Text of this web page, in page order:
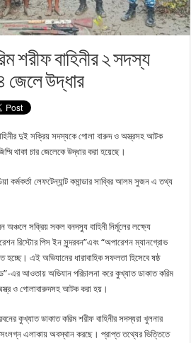
শরীফ বাহিনীর ২ সদস্য
জেলে উদ্ধার
দুই সক্রিয় সদস্যকে গোলা বারুদ ও অস্ত্রসহ আটক
থাকা চার জেলেকে উদ্ধার করা হয়েছে।
কর্মকর্তা লেফটেন্যান্ট কমান্ডার সাব্বির আলম সুজন এ তথ্য
অঞ্চলে সক্রিয় সকল বনদস্যু বাহিনী নির্মূলের লক্ষ্যে
রিস্টোর পিস ইন সুন্দরবন”এবং “অপারেশন ম্যানগ্রোভ
হচ্ছে। এই অভিযানের ধারাবাহিক সফলতা হিসেবে ষষ্ঠ
এর আওতায় অভিযান পরিচালনা করে কুখ্যাত ডাকাত করিম
ও গোলাবারুদসহ আটক করা হয়।
কুখ্যাত ডাকাত করিম শরীফ বাহিনীর সদস্যরা খুলনার
সংলগ্ন এলাকায় অবস্থান করছে। প্রাপ্ত তথ্যের ভিত্তিতে